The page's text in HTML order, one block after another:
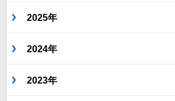
2025年
2024年
2023年